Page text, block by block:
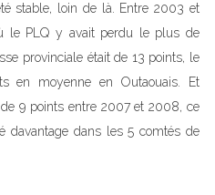
stable, loin de là. Entre 2003 et
le PLQ y avait perdu le plus de
provinciale était de 13 points, le
en moyenne en Outaouais. Et
9 points entre 2007 et 2008, ce
davantage dans les 5 comtés de